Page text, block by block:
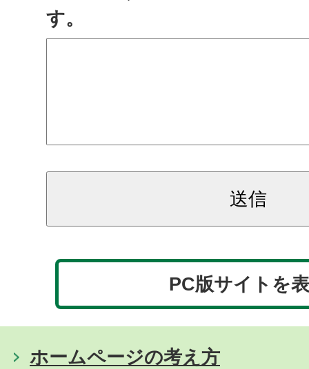
す。
PC版サイトを
ホームページの考え方